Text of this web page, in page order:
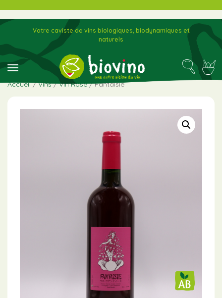
toggle navigation
Votre caviste de vins biologiques, biodynamiques et
naturels
Accueil/Vins/Vin Rosé/ Fantaisie